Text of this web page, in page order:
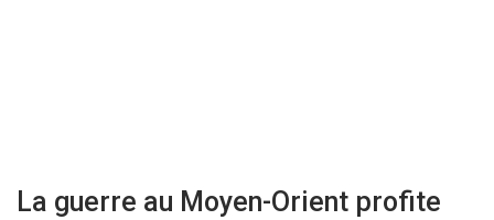
La guerre au Moyen-Orient profite